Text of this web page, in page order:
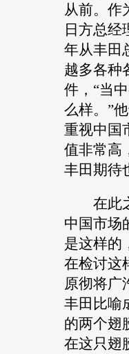
从前。作
日方总经
年从丰田
越多各种
件，“当
么样。”
重视中国
值非常高
丰田期待
在此
中国市场
是这样的
在检讨这
原彻将广
丰田 比喻
的两个翅
在这只翅